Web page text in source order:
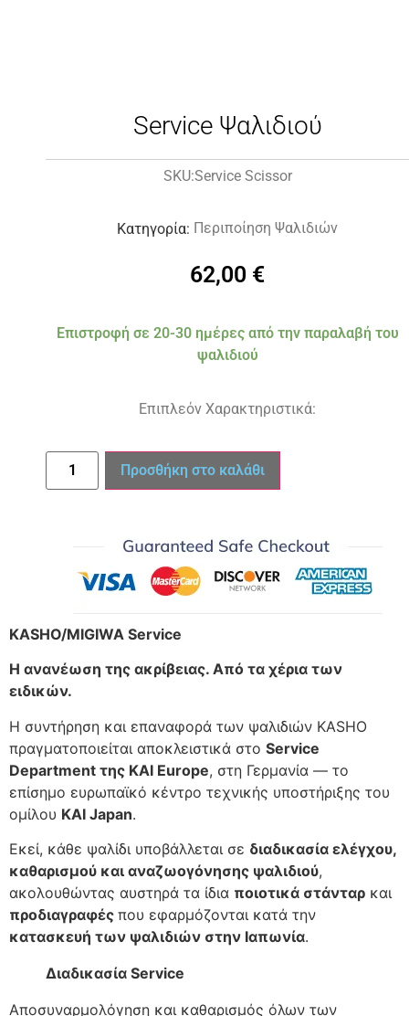
Service Ψαλιδιού
SKU:Service Scissor
Κατηγορία: Περιποίηση Ψαλιδιών
62,00 €
Επιστροφή σε 20-30 ημέρες από την παραλαβή του
ψαλιδιού
Επιπλεόν Χαρακτηριστικά:
Προσθήκη στο καλάθι
KASHO/MIGIWA Service
Η ανανέωση της ακρίβειας. Από τα χέρια των
ειδικών.
Η συντήρηση και επαναφορά των ψαλιδιών KASHO
πραγματοποιείται αποκλειστικά στο Service
Department της KAI Europe, στη Γερμανία — το
επίσημο ευρωπαϊκό κέντρο τεχνικής υποστήριξης του
ομίλου KAI Japan.
Εκεί, κάθε ψαλίδι υποβάλλεται σε διαδικασία ελέγχου,
καθαρισμού και αναζωογόνησης ψαλιδιού,
ακολουθώντας αυστηρά τα ίδια ποιοτικά στάνταρ και
προδιαγραφές που εφαρμόζονται κατά την
κατασκευή των ψαλιδιών στην Ιαπωνία.
Διαδικασία Service
Αποσυναρμολόγηση και καθαρισμός όλων των